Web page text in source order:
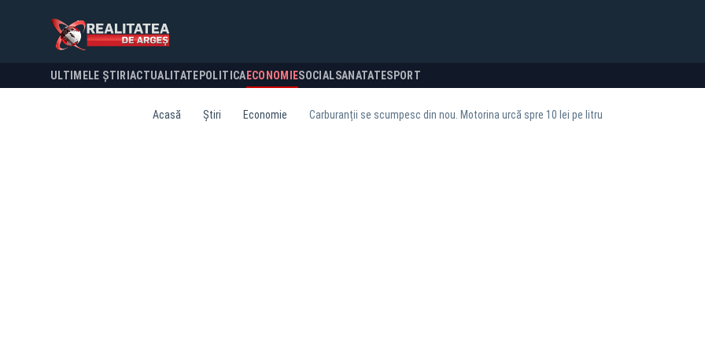
ULTIMELE ȘTIRI ACTUALITATE POLITICA ECONOMIESOCIALSANATATESPORT
Acasă Știri Economie Carburanții se scumpesc din nou. Motorina urcă spre 10 lei pe litru